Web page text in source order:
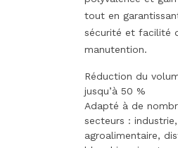
tout en
sécurité et facilité
manutention.
Réduction du
jusqu’à 50 %
Adapté à de
secteurs : industrie,
agroalimentaire,